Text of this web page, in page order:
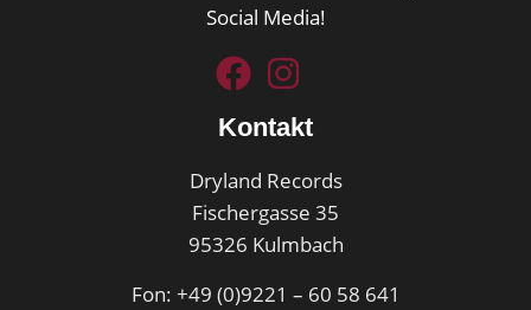
Social Media!
Kontakt
Dryland Records
Fischergasse 35
95326 Kulmbach
Fon: +49 (0)9221 – 60 58 641